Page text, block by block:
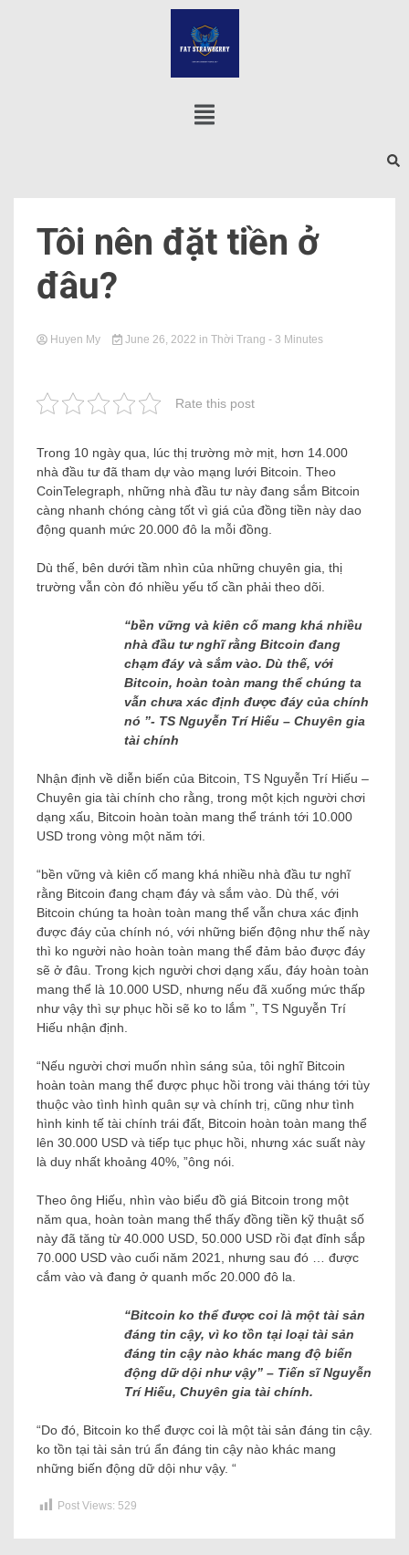
Tôi nên đặt tiền ở
đâu?
Huyen My June 26, 2022 in Thời Trang - 3 Minutes
Rate this post
Trong 10 ngày qua, lúc thị trường mờ mịt, hơn 14.000
nhà đầu tư đã tham dự vào mạng lưới Bitcoin. Theo
CoinTelegraph, những nhà đầu tư này đang sắm Bitcoin
càng nhanh chóng càng tốt vì giá của đồng tiền này dao
động quanh mức 20.000 đô la mỗi đồng.
Dù thế, bên dưới tầm nhìn của những chuyên gia, thị
trường vẫn còn đó nhiều yếu tố cần phải theo dõi.
“bền vững và kiên cố mang khá nhiều
nhà đầu tư nghĩ rằng Bitcoin đang
chạm đáy và sắm vào. Dù thế, với
Bitcoin, hoàn toàn mang thể chúng ta
vẫn chưa xác định được đáy của chính
nó ”- TS Nguyễn Trí Hiếu – Chuyên gia
tài chính
Nhận định về diễn biến của Bitcoin, TS Nguyễn Trí Hiếu –
Chuyên gia tài chính cho rằng, trong một kịch người chơi
dạng xấu, Bitcoin hoàn toàn mang thể tránh tới 10.000
USD trong vòng một năm tới.
“bền vững và kiên cố mang khá nhiều nhà đầu tư nghĩ
rằng Bitcoin đang chạm đáy và sắm vào. Dù thế, với
Bitcoin chúng ta hoàn toàn mang thể vẫn chưa xác định
được đáy của chính nó, với những biến động như thế này
thì ko người nào hoàn toàn mang thể đảm bảo được đáy
sẽ ở đâu. Trong kịch người chơi dạng xấu, đáy hoàn toàn
mang thể là 10.000 USD, nhưng nếu đã xuống mức thấp
như vậy thì sự phục hồi sẽ ko to lắm ”, TS Nguyễn Trí
Hiếu nhận định.
“Nếu người chơi muốn nhìn sáng sủa, tôi nghĩ Bitcoin
hoàn toàn mang thể được phục hồi trong vài tháng tới tùy
thuộc vào tình hình quân sự và chính trị, cũng như tình
hình kinh tế tài chính trái đất, Bitcoin hoàn toàn mang thể
lên 30.000 USD và tiếp tục phục hồi, nhưng xác suất này
là duy nhất khoảng 40%, ”ông nói.
Theo ông Hiếu, nhìn vào biểu đồ giá Bitcoin trong một
năm qua, hoàn toàn mang thể thấy đồng tiền kỹ thuật số
này đã tăng từ 40.000 USD, 50.000 USD rồi đạt đỉnh sắp
70.000 USD vào cuối năm 2021, nhưng sau đó … được
cắm vào và đang ở quanh mốc 20.000 đô la.
“Bitcoin ko thể được coi là một tài sản
đáng tin cậy, vì ko tồn tại loại tài sản
đáng tin cậy nào khác mang độ biến
động dữ dội như vậy” – Tiến sĩ Nguyễn
Trí Hiếu, Chuyên gia tài chính.
“Do đó, Bitcoin ko thể được coi là một tài sản đáng tin cậy.
ko tồn tại tài sản trú ẩn đáng tin cậy nào khác mang
những biến động dữ dội như vậy. “
Post Views: 529